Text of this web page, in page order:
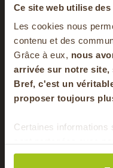
Ce site web utilise des
Les cookies nous
contenu et des
Grâce à eux, nous
arrivée sur notre
Bref, c'est un
proposer toujours
Certaines informations
de publicité et
Emballage
Dégustation
Vous
-
en vous
Pour faire le